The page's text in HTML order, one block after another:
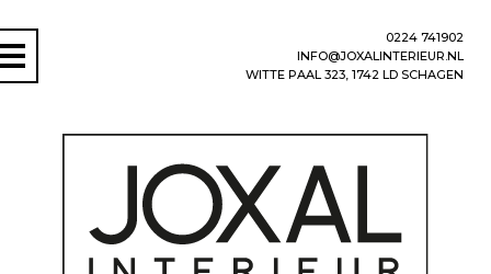
0224 741902
INFO@JOXALINTERIEUR.NL
WITTE PAAL 323, 1742 LD SCHAGEN